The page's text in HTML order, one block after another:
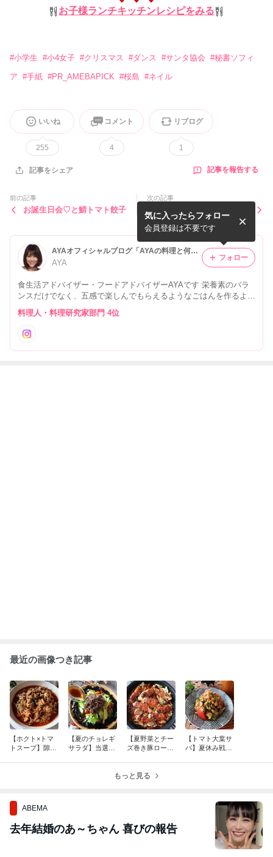
お子様ランチキッチンレシピをみる
#小学生 #小4女子 #クリスマス #ダンス #サンタ協会 #秘書ソフィ
ア #手紙 #PR_AMEBAPICK #桜島 #ネイル
いいね
255
コメント
4
リブログ
1
記事をシェア 記事を報告する
前の記事
お誕生日会♡と鯖トマト餃子
次の記事
約30年。。。とミートソー
スアレンジ！
AYAオフィシャルブログ「AYAの料理と何気ない日常と」Powered by Ameba
AYA
食生活アドバイザー・フードアドバイザーAYAです 栄養素のバラ
ンスだけでなく、五感で楽しんでもらえるようなごはんを作るよう
にしています。 食を通して、ココロ豊かになりますように
気に入ったらフォロー
会員登録は不要です
フォロー
料理人・料理研究家部門 4位
最近の画像つき記事
【ホクト×トマ
トスープ】隙間
【夏のチョレギ
サラダ】当選者
【夏野菜とチー
ズ巻き豚ロース
られるアサイー
【トマト大葉サ
バ】夏休み戦争
もっと見る
ABEMA
去年結婚のあ～ちゃん 喜びの報告